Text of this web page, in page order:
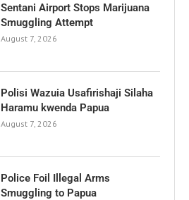
Sentani Airport Stops Marijuana
Smuggling Attempt
August 7, 2026
Polisi Wazuia Usafirishaji Silaha
Haramu kwenda Papua
August 7, 2026
Police Foil Illegal Arms
Smuggling to Papua